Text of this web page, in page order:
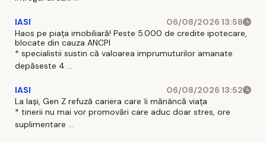
IASI
06/08/2026 13:58
Haos pe piața imobiliară! Peste 5.000 de credite ipotecare,
blocate din cauza ANCPI
* specialistii sustin că valoarea imprumuturilor amanate
depăseste 4 ...
IASI
06/08/2026 13:52
La Iași, Gen Z refuză cariera care îi mănâncă viața
* tinerii nu mai vor promovări care aduc doar stres, ore
suplimentare ...